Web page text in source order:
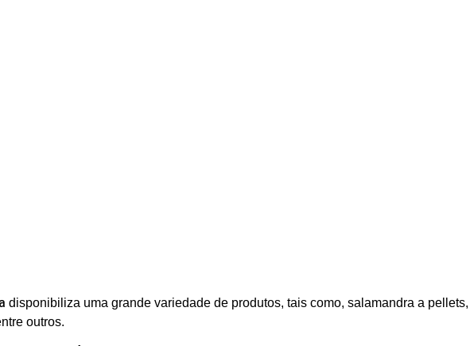
disponibiliza uma grande variedade de produtos, tais como, salamandra a
outros.